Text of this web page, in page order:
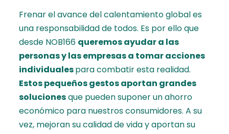
Frenar el avance del calentamiento global es
una responsabilidad de todos. Es por ello que
desde NOB166 queremos ayudar a las
personas y las empresas a tomar acciones
individualespara combatir esta realidad.
Estos pequeños gestos aportan grandes
solucionesque pueden suponer un ahorro
económico para nuestros consumidores. A su
vez, mejoran su calidad de vida y aportan su